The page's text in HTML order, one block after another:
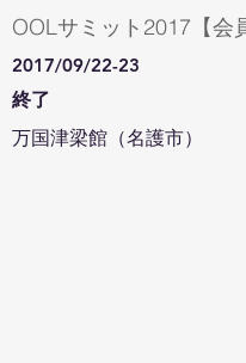
OOLサミット2017【会
2017/09/22-23
終了
万国津梁館（名護市）